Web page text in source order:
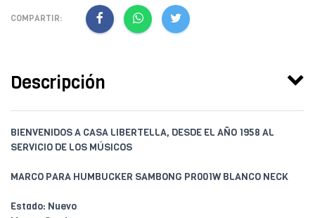
COMPARTIR:
Descripción
BIENVENIDOS A CASA LIBERTELLA, DESDE EL AÑO 1958 AL
SERVICIO DE LOS MÚSICOS
MARCO PARA HUMBUCKER SAMBONG PR001W BLANCO NECK
Estado: Nuevo